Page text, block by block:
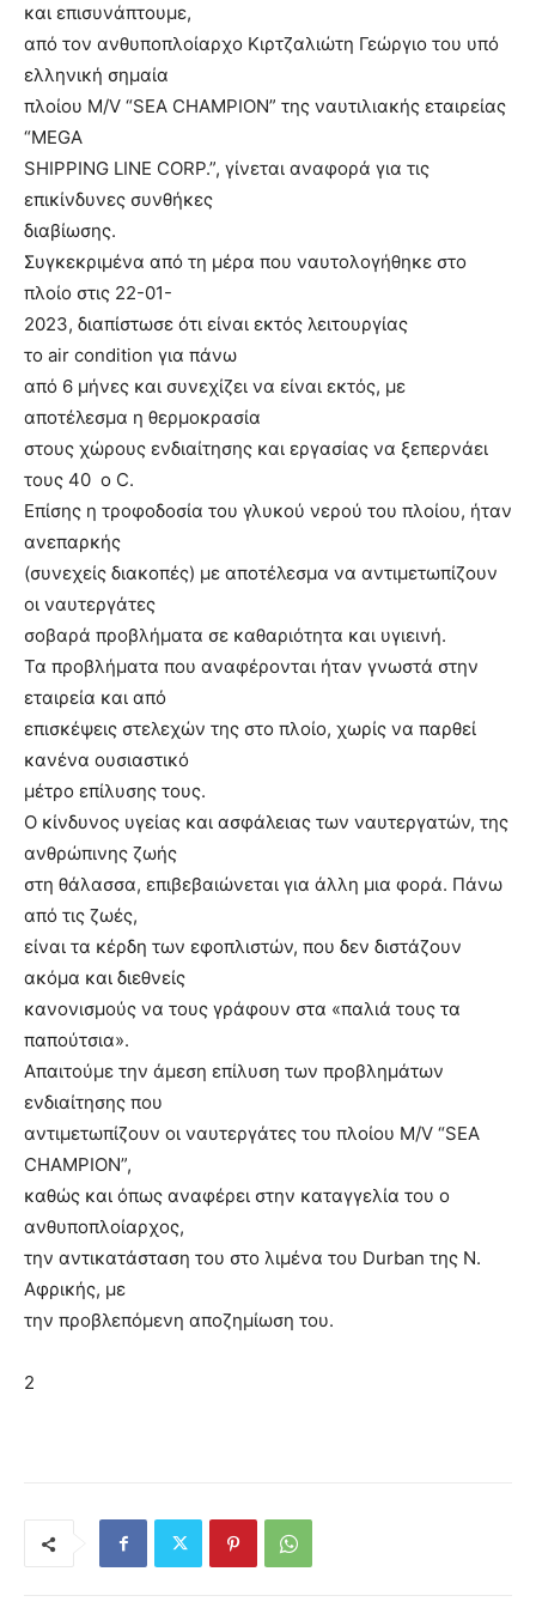
και επισυνάπτουμε,
από τον ανθυποπλοίαρχο Κιρτζαλιώτη Γεώργιο του υπό
ελληνική σημαία
πλοίου M/V “SEA CHAMPION” της ναυτιλιακής εταιρείας
“MEGA
SHIPPING LINE CORP.”, γίνεται αναφορά για τις
επικίνδυνες συνθήκες
διαβίωσης.
Συγκεκριμένα από τη μέρα που ναυτολογήθηκε στο
πλοίο στις 22-01-
2023, διαπίστωσε ότι είναι εκτός λειτουργίας
το air condition για πάνω
από 6 μήνες και συνεχίζει να είναι εκτός, με
αποτέλεσμα η θερμοκρασία
στους χώρους ενδιαίτησης και εργασίας να ξεπερνάει
τους 40 ο C.
Επίσης η τροφοδοσία του γλυκού νερού του πλοίου, ήταν
ανεπαρκής
(συνεχείς διακοπές) με αποτέλεσμα να αντιμετωπίζουν
οι ναυτεργάτες
σοβαρά προβλήματα σε καθαριότητα και υγιεινή.
Τα προβλήματα που αναφέρονται ήταν γνωστά στην
εταιρεία και από
επισκέψεις στελεχών της στο πλοίο, χωρίς να παρθεί
κανένα ουσιαστικό
μέτρο επίλυσης τους.
Ο κίνδυνος υγείας και ασφάλειας των ναυτεργατών, της
ανθρώπινης ζωής
στη θάλασσα, επιβεβαιώνεται για άλλη μια φορά. Πάνω
από τις ζωές,
είναι τα κέρδη των εφοπλιστών, που δεν διστάζουν
ακόμα και διεθνείς
κανονισμούς να τους γράφουν στα «παλιά τους τα
παπούτσια».
Απαιτούμε την άμεση επίλυση των προβλημάτων
ενδιαίτησης που
αντιμετωπίζουν οι ναυτεργάτες του πλοίου M/V “SEA
CHAMPION”,
καθώς και όπως αναφέρει στην καταγγελία του ο
ανθυποπλοίαρχος,
την αντικατάσταση του στο λιμένα του Durban της Ν.
Αφρικής, με
την προβλεπόμενη αποζημίωση του.
2